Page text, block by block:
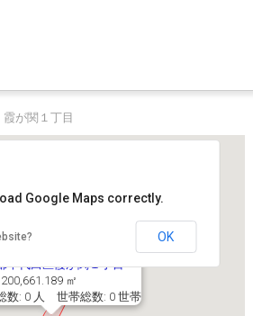
霞が関１丁目
千代田区霞が関１丁目
㎡
数: 0 人 世帯総数: 0 世帯
Google Maps correctly.
OK